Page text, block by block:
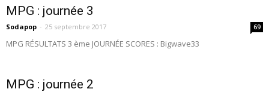
MPG : journée 3
Sodapop - 25 septembre 2017 69
MPG RÉSULTATS 3 ème JOURNÉE SCORES : Bigwave33
MPG : journée 2